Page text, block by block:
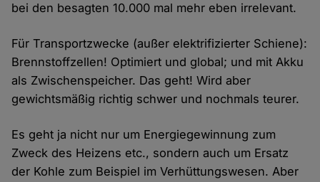
bei den besagten 10.000 mal mehr eben irrelevant.
Für Transportzwecke (außer elektrifizierter Schiene):
Brennstoffzellen! Optimiert und global; und mit Akku
als Zwischenspeicher. Das geht! Wird aber
gewichtsmäßig richtig schwer und nochmals teurer.
Es geht ja nicht nur um Energiegewinnung zum
Zweck des Heizens etc., sondern auch um Ersatz
der Kohle zum Beispiel im Verhüttungswesen. Aber